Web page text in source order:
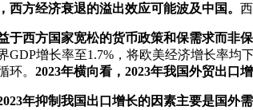
西方经济衰退的溢出效应可能波及中国。
于西方国家宽松的货币政策和保需求而非
GDP增长率至1.7%，将欧美经济增长率均
环。 2023年横向看，2023年我国外贸出口
年抑制我国出口增长的因素主要是国外需